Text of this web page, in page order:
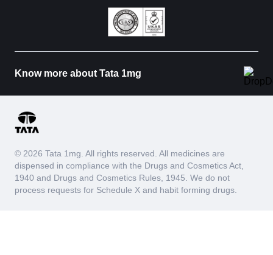
Know more about Tata 1mg
© 2026 Tata 1mg. All rights reserved. All medicines are
dispensed in compliance with the Drugs and Cosmetics Act,
1940 and Drugs and Cosmetics Rules, 1945. We do not
process requests for Schedule X and habit forming drugs.